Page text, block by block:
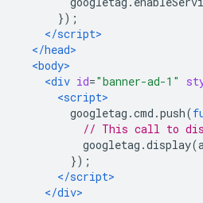
});
</script>
</head>
<body>
<div id="banner-ad-1"
<script>
googletag .cmd .push(
// This call to
googletag .display(
});
</script>
</div>